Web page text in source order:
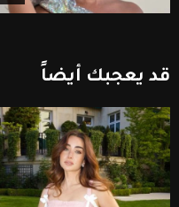
قد يعجبك أيضاً